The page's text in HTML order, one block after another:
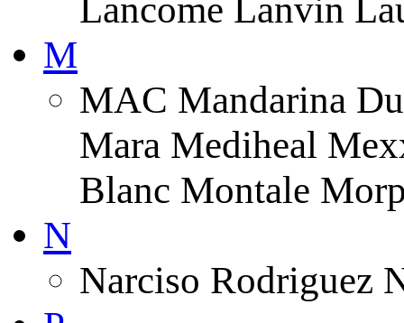
Lancome Lanvin
M
MAC Mandarina
Mara Mediheal
Blanc Montale
N
Narciso Rodriguez